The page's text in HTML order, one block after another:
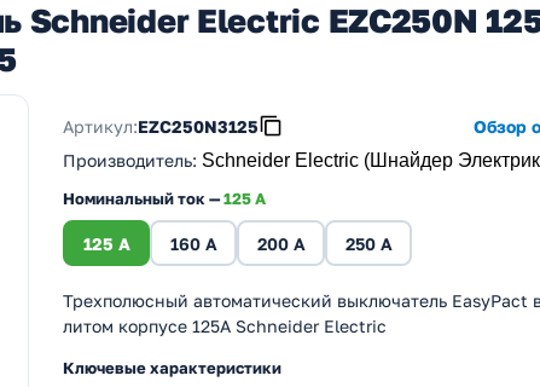
Schneider Electric EZC250N
Артикул:EZC250N3125
Обзор
Производитель: Schneider Electric (Шнайдер
Номинальный ток —125 A
125 A 160 A 200 A 250 A
Трехполюсный автоматический выключатель EasyPact
литом корпусе 125А Schneider Electric
Ключевые характеристики